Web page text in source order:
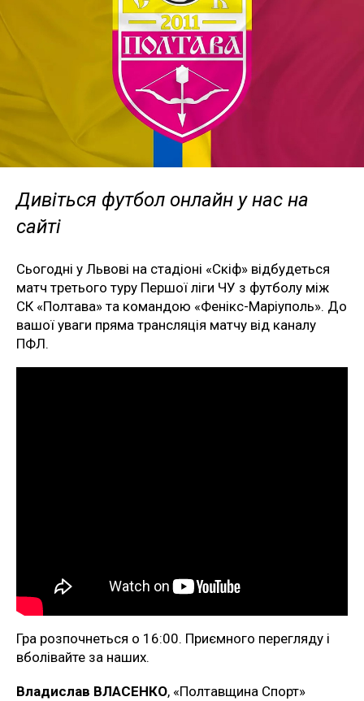
Дивіться футбол онлайн у нас на
сайті
Сьогодні у Львові на стадіоні «Скіф» відбудеться
матч третього туру Першої ліги ЧУ з футболу між
СК «Полтава» та командою «Фенікс-Маріуполь». До
вашої уваги пряма трансляція матчу від каналу
ПФЛ.
Гра розпочнеться о 16:00. Приємного перегляду і
вболівайте за наших.
Владислав ВЛАСЕНКО, «Полтавщина Спорт»